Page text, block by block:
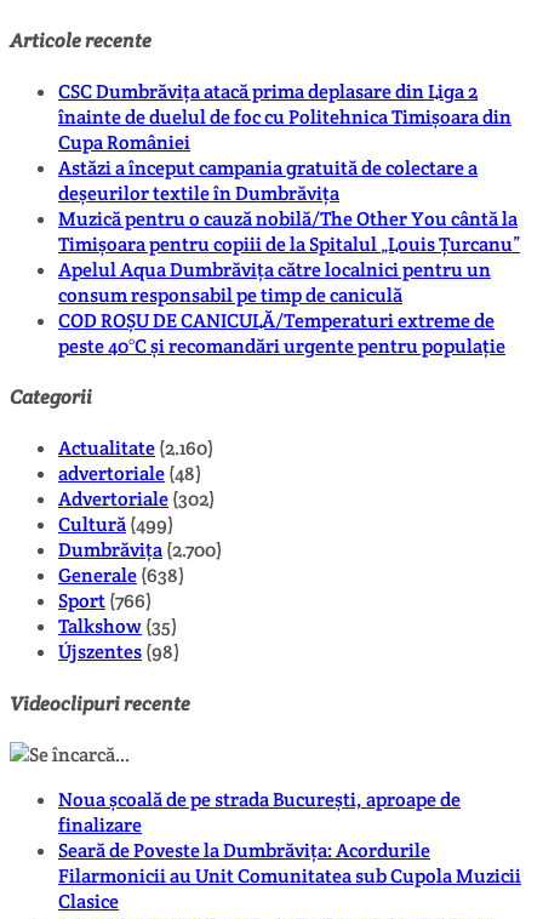
Articole recente
CSC Dumbrăvița atacă prima deplasare din Liga 2
înainte de duelul de foc cu Politehnica Timișoara din
Cupa României
Astăzi a început campania gratuită de colectare a
deșeurilor textile în Dumbrăvița
Muzică pentru o cauză nobilă/The Other You cântă la
Timișoara pentru copiii de la Spitalul „Louis Țurcanu”
Apelul Aqua Dumbrăvița către localnici pentru un
consum responsabil pe timp de caniculă
COD ROȘU DE CANICULĂ/Temperaturi extreme de
peste 40°C și recomandări urgente pentru populație
Categorii
Actualitate(2.160)
advertoriale(48)
Advertoriale(302)
Cultură(499)
Dumbrăvița(2.700)
Generale(638)
Sport(766)
Talkshow(35)
Újszentes(98)
Videoclipuri recente
Noua școală de pe strada București, aproape de
finalizare
Seară de Poveste la Dumbrăvița: Acordurile
Filarmonicii au Unit Comunitatea sub Cupola Muzicii
Clasice